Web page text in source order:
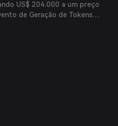
US$ 204.000 a um preço
de Geração de Tokens
ocorreram no mesmo dia,